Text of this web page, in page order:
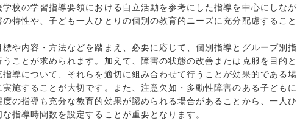
校の学習指導要領における自立活動を参考にした指導を中心にしなが
特性や、子ども一人ひとりの個別の教育的ニーズに充分配慮すること
や内容・方法などを踏まえ、必要に応じて、個別指導とグループ別指
ことが求められます。加えて、障害の状態の改善または克服を目的と
導について、それらを適切に組み合わせて行うことが効果的である場
施することが大切です。また、注意欠如・多動性障害のある子どもに
の指導も充分な教育的効果が認められる場合があることから、一人ひ
指導時間数を設定することが重要となります。